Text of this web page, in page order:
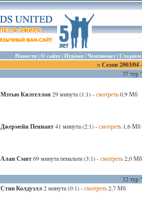
Новости | О сайте| Игроки| Чемпионат| Стадион
= Сезон 2003/
37 тур
Мэтью Килгеллон29 минута (1:1) -смотреть0,9 Мб
Джермейн Пеннант41 минута (2:1) -смотреть 1,6 Мб
Алан Смит69 минута пенальти (3:1) -смотреть2,0 Мб
32 тур
Стив Колдуэлл2 минута (0:1) -смотреть2,7 Мб